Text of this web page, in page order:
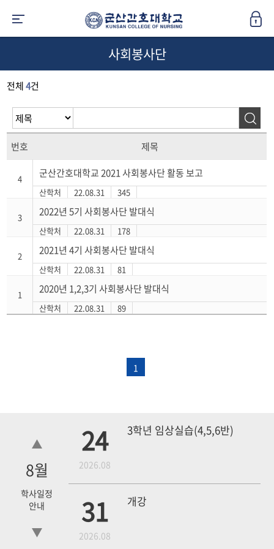
사회봉사단
전체4건
번호 제목
4 군산간호대학교 2021 사회봉사단 활동 보고
산학처 22.08.31 345
3 2022년 5기 사회봉사단 발대식
산학처 22.08.31 178
2 2021년 4기 사회봉사단 발대식
산학처 22.08.31 81
1 2020년 1,2,3기 사회봉사단 발대식
산학처 22.08.31 89
1
8월
학사일정
안내
24
2026.08
3학년 임상실습(4,5,6반)
31
2026.08
개강